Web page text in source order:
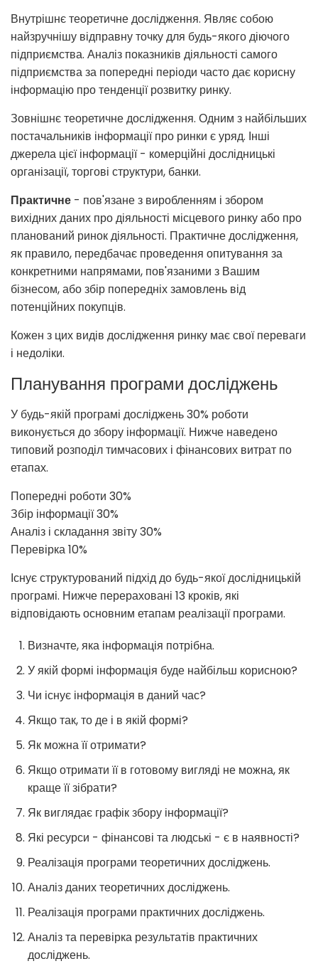
Внутрішнє теоретичне дослідження. Являє собою
найзручнішу відправну точку для будь-якого діючого
підприємства. Аналіз показників діяльності самого
підприємства за попередні періоди часто дає корисну
інформацію про тенденції розвитку ринку.
Зовнішнє теоретичне дослідження. Одним з найбільших
постачальників інформації про ринки є уряд. Інші
джерела цієї інформації - комерційні дослідницькі
організації, торгові структури, банки.
Практичне - пов'язане з виробленням і збором
вихідних даних про діяльності місцевого ринку або про
планований ринок діяльності. Практичне дослідження,
як правило, передбачає проведення опитування за
конкретними напрямами, пов'язаними з Вашим
бізнесом, або збір попередніх замовлень від
потенційних покупців.
Кожен з цих видів дослідження ринку має свої переваги
і недоліки.
Планування програми досліджень
У будь-якій програмі досліджень 30% роботи
виконується до збору інформації. Нижче наведено
типовий розподіл тимчасових і фінансових витрат по
етапах.
Попередні роботи 30%
Збір інформації 30%
Аналіз і складання звіту 30%
Перевірка 10%
Існує структурований підхід до будь-якої дослідницькій
програмі. Нижче перераховані 13 кроків, які
відповідають основним етапам реалізації програми.
Визначте, яка інформація потрібна.
У якій формі інформація буде найбільш корисною?
Чи існує інформація в даний час?
Якщо так, то де і в якій формі?
Як можна її отримати?
Якщо отримати її в готовому вигляді не можна, як
краще її зібрати?
Як виглядає графік збору інформації?
Які ресурси - фінансові та людські - є в наявності?
Реалізація програми теоретичних досліджень.
Аналіз даних теоретичних досліджень.
Реалізація програми практичних досліджень.
Аналіз та перевірка результатів практичних
досліджень.